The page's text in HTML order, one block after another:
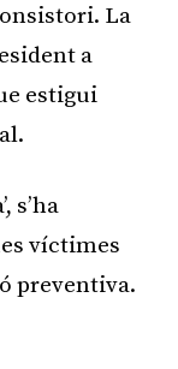
La
a
estigui
s’ha
víctimes
preventiva.